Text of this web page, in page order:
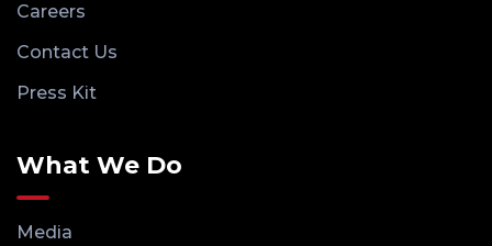
Careers
Contact Us
Press Kit
What We Do
Media